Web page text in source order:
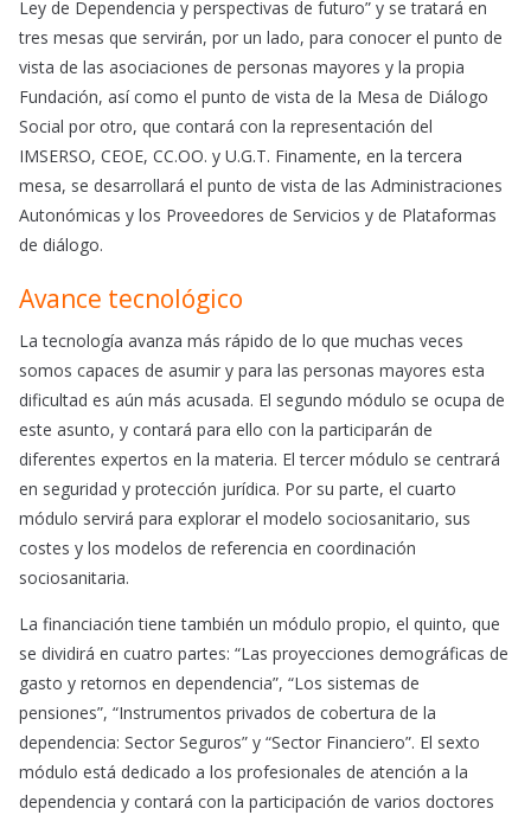
Ley de Dependencia y perspectivas de futuro” y se tratará en
tres mesas que servirán, por un lado, para conocer el punto de
vista de las asociaciones de personas mayores y la propia
Fundación, así como el punto de vista de la Mesa de Diálogo
Social por otro, que contará con la representación del
IMSERSO, CEOE, CC.OO. y U.G.T. Finamente, en la tercera
mesa, se desarrollará el punto de vista de las Administraciones
Autonómicas y los Proveedores de Servicios y de Plataformas
de diálogo.
Avance tecnológico
La tecnología avanza más rápido de lo que muchas veces
somos capaces de asumir y para las personas mayores esta
dificultad es aún más acusada. El segundo módulo se ocupa de
este asunto, y contará para ello con la participarán de
diferentes expertos en la materia. El tercer módulo se centrará
en seguridad y protección jurídica. Por su parte, el cuarto
módulo servirá para explorar el modelo sociosanitario, sus
costes y los modelos de referencia en coordinación
sociosanitaria.
La financiación tiene también un módulo propio, el quinto, que
se dividirá en cuatro partes: “Las proyecciones demográficas de
gasto y retornos en dependencia”, “Los sistemas de
pensiones”, “Instrumentos privados de cobertura de la
dependencia: Sector Seguros” y “Sector Financiero”. El sexto
módulo está dedicado a los profesionales de atención a la
dependencia y contará con la participación de varios doctores